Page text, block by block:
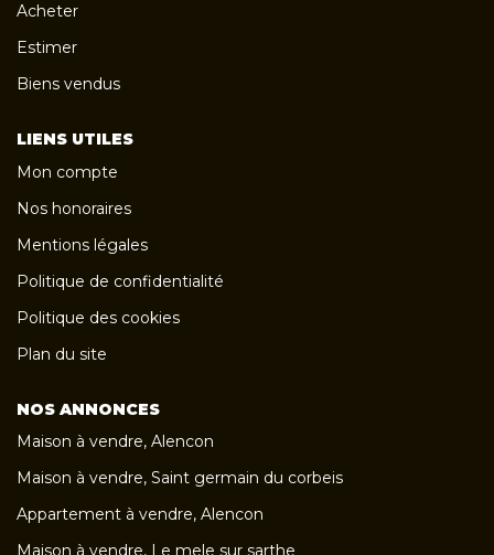
Acheter
Estimer
Biens vendus
LIENS UTILES
Mon compte
Nos honoraires
Mentions légales
Politique de confidentialité
Politique des cookies
Plan du site
NOS ANNONCES
Maison à vendre, Alencon
Maison à vendre, Saint germain du corbeis
Appartement à vendre, Alencon
Maison à vendre, Le mele sur sarthe